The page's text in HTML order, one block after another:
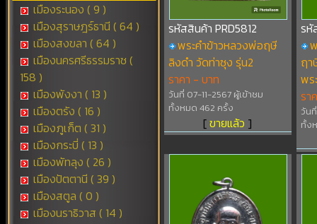
เมืองระนอง ( 9 )
เมืองสุราษฎร์ธานี ( 64 )
เมืองสงขลา ( 64 )
เมืองนครศรีธรรมราช (
158 )
เมืองพังงา ( 13 )
เมืองตรัง ( 16 )
เมืองภูเก็ต ( 31 )
เมืองกระบี่ ( 13 )
เมืองพัทลุง ( 26 )
เมืองปัตตานี ( 39 )
เมืองสตูล ( 0 )
เมืองนราธิวาส ( 14 )
รหัสสินค้า PRD5812
พระคำข้าวหลวงพ่อฤษี
ลิงดำ วัดท่าซุง รุ่น2
ราคา - บาท
วันที่ 07-11-2567 ผู้เข้าชม
ทั้งหมด 462 ครั้ง
[ขายแล้ว ]
รหั
ฤ
พร
รา
วัน
ทั้ง